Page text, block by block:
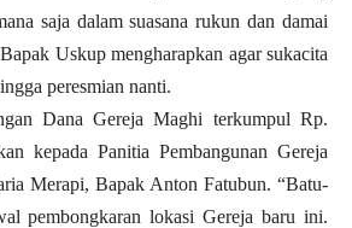
saja dalam suasana rukun dan damai
Uskup mengharapkan agar sukacita
peresmian nanti.
Dana Gereja Maghi terkumpul Rp.
kepada Panitia Pembangunan Gereja
Merapi, Bapak Anton Fatubun. “Batu-
pembongkaran lokasi Gereja baru ini.